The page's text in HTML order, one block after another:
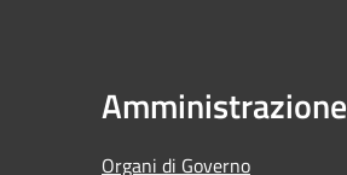
Amministrazione
Organi di Governo